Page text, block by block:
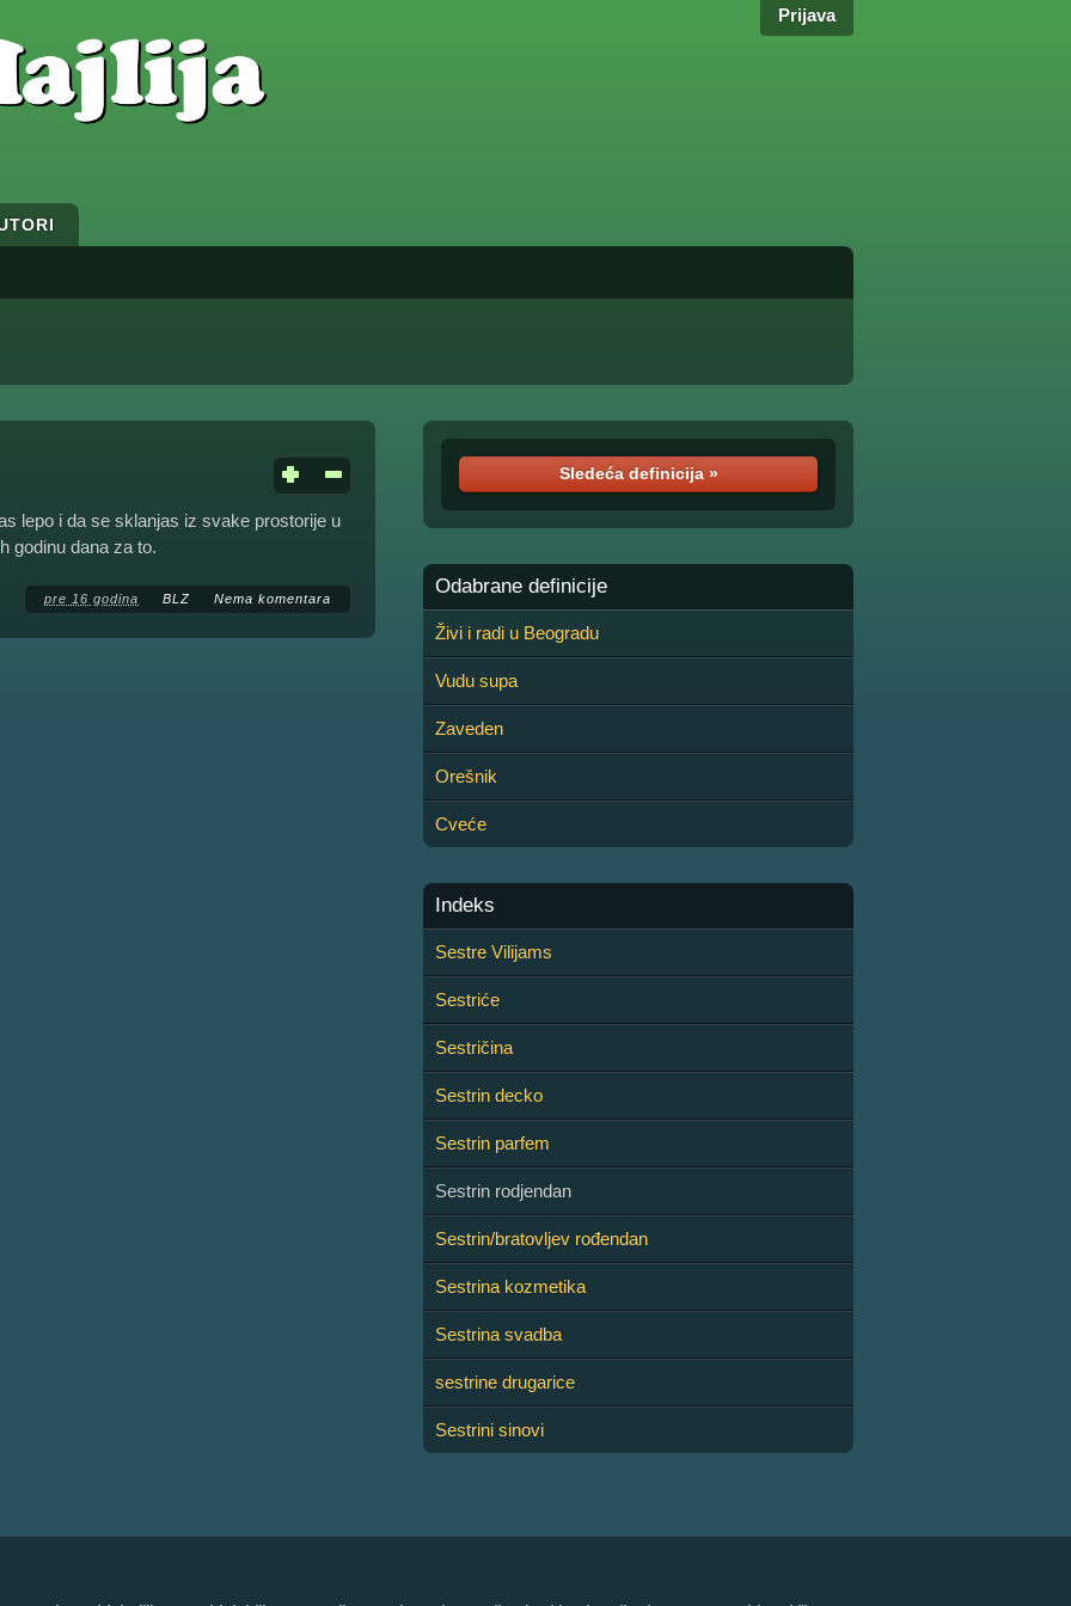
Prijava
lepo i da se sklanjas iz svake prostorije u
godinu dana za to.
pre 16 godina BLZ Nema komentara
Sledeća definicija »
Odabrane definicije
Živi i radi u Beogradu
Vudu supa
Zaveden
Orešnik
Cveće
Indeks
Sestre Vilijams
Sestriće
Sestričina
Sestrin decko
Sestrin parfem
Sestrin rodjendan
Sestrin/bratovljev rođendan
Sestrina kozmetika
Sestrina svadba
sestrine drugarice
Sestrini sinovi